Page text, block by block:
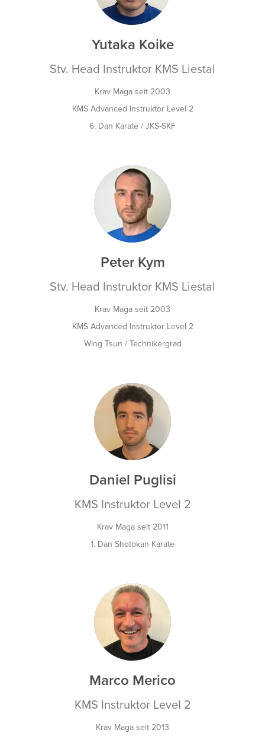
Yutaka Koike
Stv. Head Instruktor KMS Liestal
Krav Maga seit 2003
KMS Advanced Instruktor Level 2
6. Dan Karate / JKS-SKF
PK
Peter Kym
Stv. Head Instruktor KMS Liestal
Krav Maga seit 2003
KMS Advanced Instruktor Level 2
Wing Tsun / Technikergrad
DP
Daniel Puglisi
KMS Instruktor Level 2
Krav Maga seit 2011
1. Dan Shotokan Karate
MM
Marco Merico
KMS Instruktor Level 2
Krav Maga seit 2013